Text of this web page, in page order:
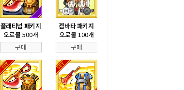
플래티넘 패키지
오로볼 500개
구매
겜바타 패키지
오로볼 100개
구매